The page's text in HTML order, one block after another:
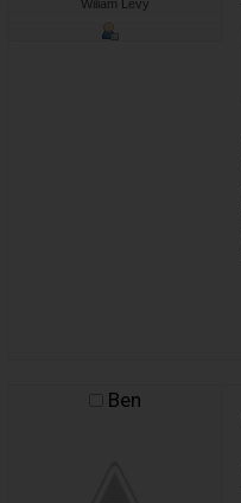
Wiliam Levy
Ben